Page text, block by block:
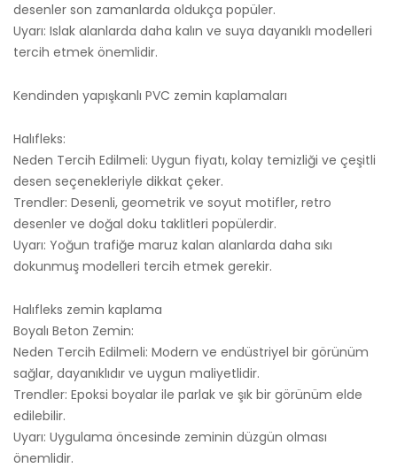
desenler son zamanlarda oldukça popüler.
Uyarı: Islak alanlarda daha kalın ve suya dayanıklı modelleri
tercih etmek önemlidir.
Kendinden yapışkanlı PVC zemin kaplamaları
Halıfleks:
Neden Tercih Edilmeli: Uygun fiyatı, kolay temizliği ve çeşitli
desen seçenekleriyle dikkat çeker.
Trendler: Desenli, geometrik ve soyut motifler, retro
desenler ve doğal doku taklitleri popülerdir.
Uyarı: Yoğun trafiğe maruz kalan alanlarda daha sıkı
dokunmuş modelleri tercih etmek gerekir.
Halıfleks zemin kaplama
Boyalı Beton Zemin:
Neden Tercih Edilmeli: Modern ve endüstriyel bir görünüm
sağlar, dayanıklıdır ve uygun maliyetlidir.
Trendler: Epoksi boyalar ile parlak ve şık bir görünüm elde
edilebilir.
Uyarı: Uygulama öncesinde zeminin düzgün olması
önemlidir.